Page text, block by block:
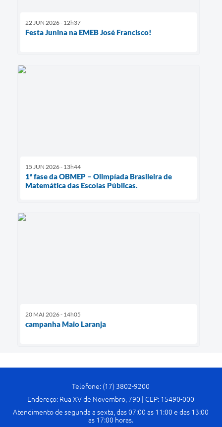
22 JUN 2026 - 12h37
Festa Junina na EMEB José Francisco!
15 JUN 2026 - 13h44
1ª fase da OBMEP – Olimpíada Brasileira de
Matemática das Escolas Públicas.
20 MAI 2026 - 14h05
campanha Maio Laranja
Telefone: (17) 3802-9200
Endereço: Rua XV de Novembro, 790 | CEP: 15490-000
Atendimento de segunda a sexta, das 07:00 as 11:00 e das 13:00
as 17:00 horas.